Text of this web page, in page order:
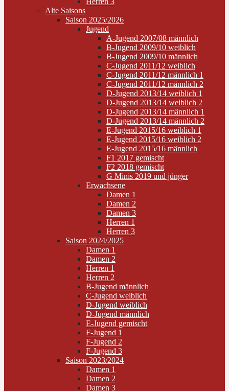
Alte Saisons
Saison 2025/2026
Jugend
A-Jugend 2007/08 männlich
B-Jugend 2009/10 weiblich
B-Jugend 2009/10 männlich
C-Jugend 2011/12 weiblich
C-Jugend 2011/12 männlich 1
C-Jugend 2011/12 männlich 2
D-Jugend 2013/14 weiblich 1
D-Jugend 2013/14 weiblich 2
D-Jugend 2013/14 männlich 1
D-Jugend 2013/14 männlich 2
E-Jugend 2015/16 weiblich 1
E-Jugend 2015/16 weiblich 2
E-Jugend 2015/16 männlich
F1 2017 gemischt
F2 2018 gemischt
G Minis 2019 und jünger
Erwachsene
Damen 1
Damen 2
Damen 3
Herren 1
Herren 3
Saison 2024/2025
Damen 1
Damen 2
Herren 1
Herren 2
B-Jugend männlich
C-Jugend weiblich
D-Jugend weiblich
D-Jugend männlich
E-Jugend gemischt
F-Jugend 1
F-Jugend 2
F-Jugend 3
Saison 2023/2024
Damen 1
Damen 2
Damen 3